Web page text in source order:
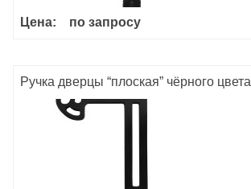
Цена: по запросу
Ручка дверцы “плоская” чёрного цвета